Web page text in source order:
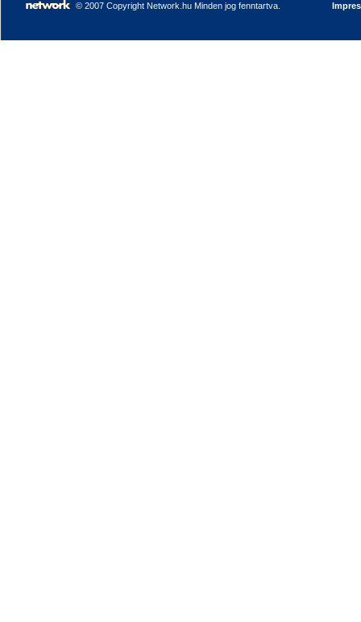
© 2007 Copyright Network.hu Minden jog fenntartva.